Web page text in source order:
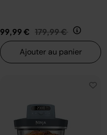
99,99 € Prix réduit de
179,99 € au
Ajouter au panier